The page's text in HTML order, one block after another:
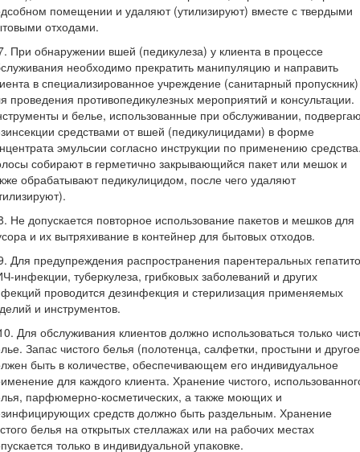
помещении и удаляют (утилизируют) вместе с твердыми
отходами.
При обнаружении вшей (педикулеза) у клиента в процессе
необходимо прекратить манипуляцию и направить
в специализированное учреждение (санитарный пропускник)
проведения противопедикулезных мероприятий и консультации.
и белье, использованные при обслуживании,
средствами от вшей (педикулицидами) в форме
эмульсии согласно инструкции по применению
собирают в герметично закрывающийся пакет или мешок и
обрабатывают педикулицидом, после чего удаляют
Не допускается повторное использование пакетов и мешков для
и их вытряхивание в контейнер для бытовых отходов.
Для предупреждения распространения парентеральных
инфекции, туберкулеза, грибковых заболеваний и других
проводится дезинфекция и стерилизация применяемых
и инструментов.
Для обслуживания клиентов должно использоваться только
Запас чистого белья (полотенца, салфетки, простыни и
быть в количестве, обеспечивающем его индивидуальное
для каждого клиента. Хранение чистого,
парфюмерно-косметических, а также моющих и
средств должно быть раздельным. Хранение
белья на открытых стеллажах или на рабочих местах
только в индивидуальной упаковке.